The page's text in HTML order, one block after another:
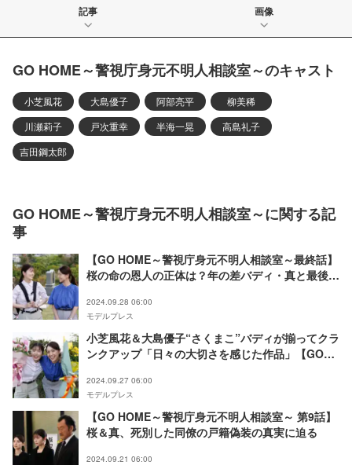
記事 画像
GO HOME～警視庁身元不明人相談室～のキャスト
小芝風花 大島優子 阿部亮平
柳美稀
川瀬莉子
戸次重幸 半海一晃
高島礼子
吉田鋼太郎
GO HOME～警視庁身元不明人相談室～に関する記
事
【GO HOME～警視庁身元不明人相談室～最終話】
桜の命の恩人の正体は？年の差バディ・真と最後の
2024.09.28 06:00
モデルプレス
小芝風花＆大島優子“さくまこ”バディが揃ってクラ
ンクアップ「日々の大切さを感じた作品」【GO
2024.09.27 06:00
モデルプレス
【GO HOME～警視庁身元不明人相談室～ 第9話】
桜＆真、死別した同僚の戸籍偽装の真実に迫る
2024.09.21 06:00